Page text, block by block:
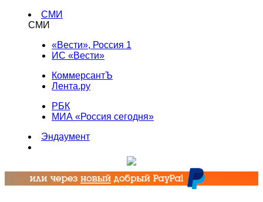
СМИ
СМИ
«Вести», Россия 1
ИС «Вести»
КоммерсантЪ
Лента.ру
РБК
МИА «Россия сегодня»
Эндаумент